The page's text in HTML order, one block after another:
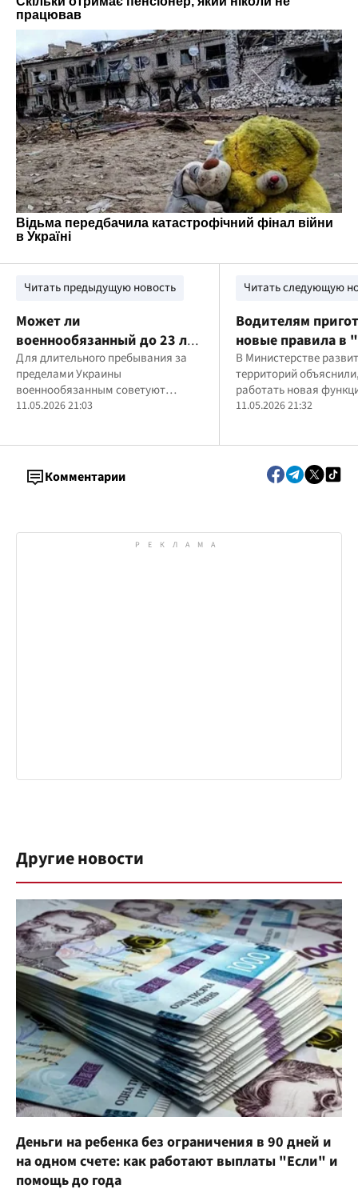
Читать предыдущую новость
Может ли
военнообязанный до 23 лет
уехать за границу: юристы
объяснили важные нюансы
Для длительного пребывания за
пределами Украины
военнообязанным советуют
оформлять временную защиту в
11.05.2026 21:03
Читать следующую
Водителям
новые правила в
12 мая система
автоматически
страховку
В Министерстве
территорий
работать новая
будет касаться
11.05.2026 21:32
Комментарии
Другие новости
Деньги на ребенка без ограничения в 90 дней и
на одном счете: как работают выплаты "Если" и
помощь до года